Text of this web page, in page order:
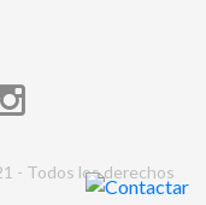
- Todos los derechos